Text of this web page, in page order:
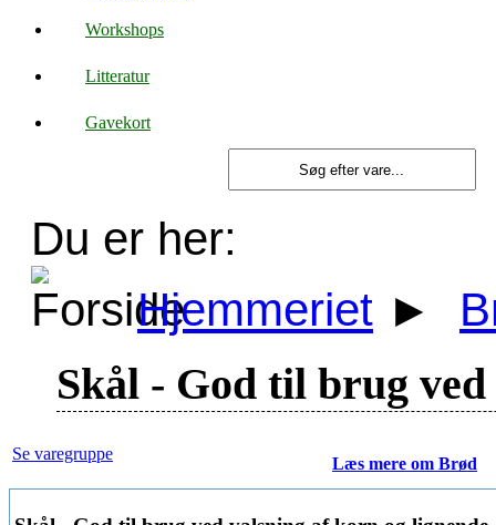
Workshops
Litteratur
Gavekort
Du er her:
Hjemmeriet ►
Skål - God til brug
Se varegruppe
Læs mere om Brød